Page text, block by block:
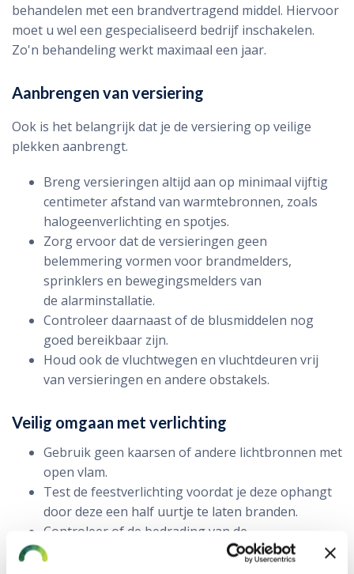
behandelen met een brandvertragend middel. Hiervoor
moet u wel een gespecialiseerd bedrijf inschakelen.
Zo'n behandeling werkt maximaal een jaar.
Aanbrengen van versiering
Ook is het belangrijk dat je de versiering op veilige
plekken aanbrengt.
Breng versieringen altijd aan op minimaal vijftig
centimeter afstand van warmtebronnen, zoals
halogeenverlichting en spotjes.
Zorg ervoor dat de versieringen geen
belemmering vormen voor brandmelders,
sprinklers en bewegingsmelders van
de alarminstallatie.
Controleer daarnaast of de blusmiddelen nog
goed bereikbaar zijn.
Houd ook de vluchtwegen en vluchtdeuren vrij
van versieringen en andere obstakels.
Veilig omgaan met verlichting
Gebruik geen kaarsen of andere lichtbronnen met
open vlam.
Test de feestverlichting voordat je deze ophangt
door deze een half uurtje te laten branden.
Controleer of de bedrading van de
feestverlichting onbeschadigd is.